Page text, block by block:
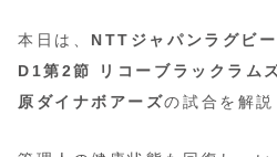
本日は、 NTTジャパンラグビ
D1第2節 リコーブラックラム
原ダイナボアーズの試合を解説